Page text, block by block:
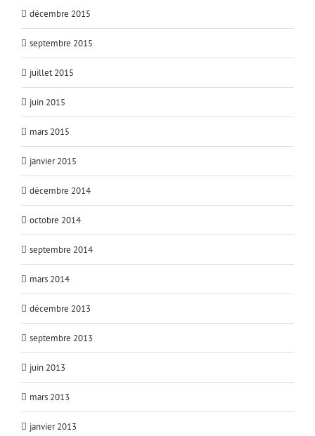
décembre 2015
septembre 2015
juillet 2015
juin 2015
mars 2015
janvier 2015
décembre 2014
octobre 2014
septembre 2014
mars 2014
décembre 2013
septembre 2013
juin 2013
mars 2013
janvier 2013